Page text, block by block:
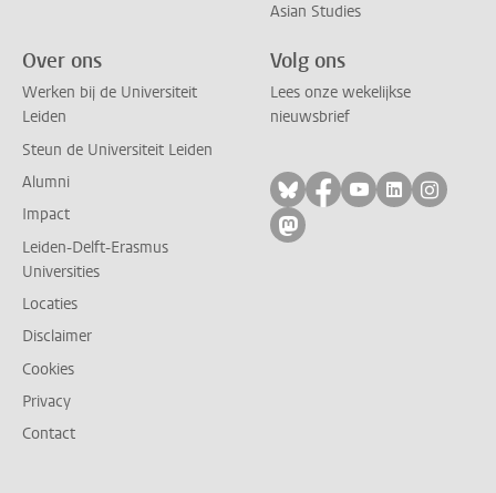
Asian Studies
Over ons
Werken bij de Universiteit
Leiden
Steun de Universiteit Leiden
Alumni
Impact
Leiden-Delft-Erasmus
Universities
Locaties
Disclaimer
Cookies
Privacy
Contact
Volg ons
Lees onze wekelijkse
nieuwsbrief
Volg ons op bluesky
Volg ons op
Volg ons op
Volg ons
Volg
Volg ons op mastodon